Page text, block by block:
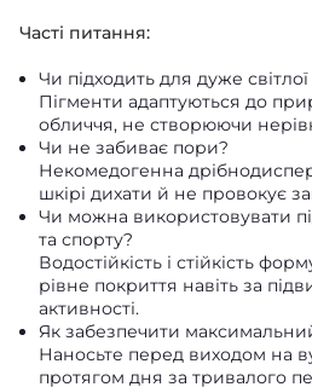
Часті питання:
Чи підходить для дуже
Пігменти адаптуються до
обличчя, не створюючи
Чи не забиває пори?
Некомедогенна
шкірі дихати й не провокує
Чи можна використовувати
та спорту?
Водостійкість і стійкість
рівне покриття навіть за
активності.
Як забезпечити
Наносьте перед виходом на
протягом дня за тривалого